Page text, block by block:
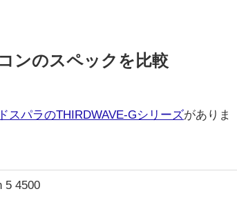
ンのスペックを比較
ドスパラのTHIRDWAVE-Gシリーズがありま
5 4500